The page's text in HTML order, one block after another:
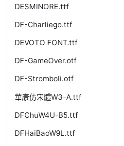
DESMINORE.ttf
DF-Charliego.ttf
DEVOTO FONT.ttf
DF-GameOver.otf
DF-Stromboli.otf
華康仿宋體W3-A.ttf
DFChuW4U-B5.ttf
DFHaiBaoW9L.ttf